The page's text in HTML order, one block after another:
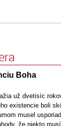
Boha
už dvetisíc
existencie boli
musel
že niekto